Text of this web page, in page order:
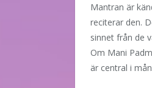
Mantran är
reciterar den.
sinnet från de
Om Mani
är central i